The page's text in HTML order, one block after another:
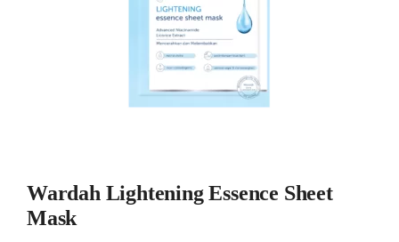
Wardah Lightening Essence Sheet
Mask